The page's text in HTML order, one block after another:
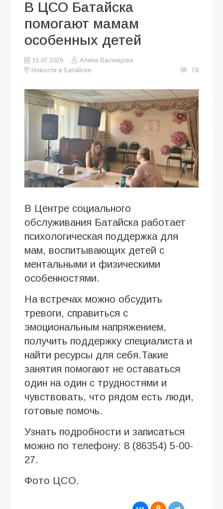
В ЦСО Батайска
помогают мамам
особенных детей
15.07.2026
Алена Васнецова
Новости в Батайске
78
В Центре социального
обслуживания Батайска работает
психологическая поддержка для
мам, воспитывающих детей с
ментальными и физическими
особенностями.
На встречах можно обсудить
тревоги, справиться с
эмоциональным напряжением,
получить поддержку специалиста и
найти ресурсы для себя.Такие
занятия помогают не оставаться
один на один с трудностями и
чувствовать, что рядом есть люди,
готовые помочь.
Узнать подробности и записаться
можно по телефону: 8 (86354) 5-00-
27.
Фото ЦСО.